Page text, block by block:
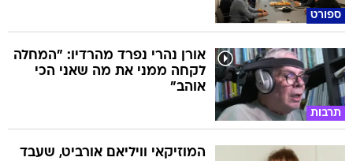
ספורט
תרבות
אורן נהרי נפרד מהרדיו: "המחלה
לקחה ממני את מה שאני הכי
אוהב"
המוזיקאי וויליאם אורביט, שעבד